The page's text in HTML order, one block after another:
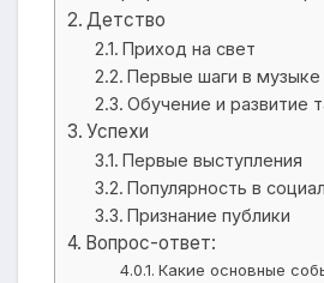
Детство
Приход на свет
Первые шаги в музыке
Обучение и развитие
Успехи
Первые выступления
Популярность в
Признание публики
Вопрос-ответ:
Какие основные